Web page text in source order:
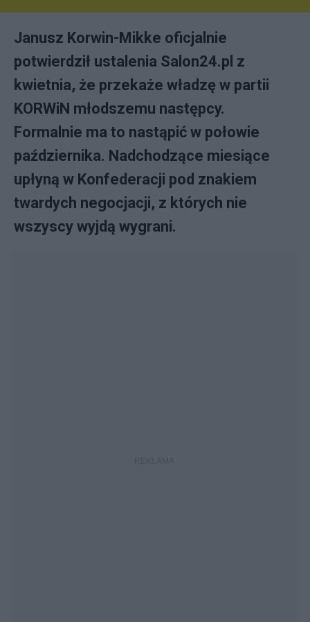
Janusz Korwin-Mikke oficjalnie
potwierdził ustalenia Salon24.pl z
kwietnia, że przekaże władzę w partii
KORWiN młodszemu następcy.
Formalnie ma to nastąpić w połowie
października. Nadchodzące miesiące
upłyną w Konfederacji pod znakiem
twardych negocjacji, z których nie
wszyscy wyjdą wygrani.